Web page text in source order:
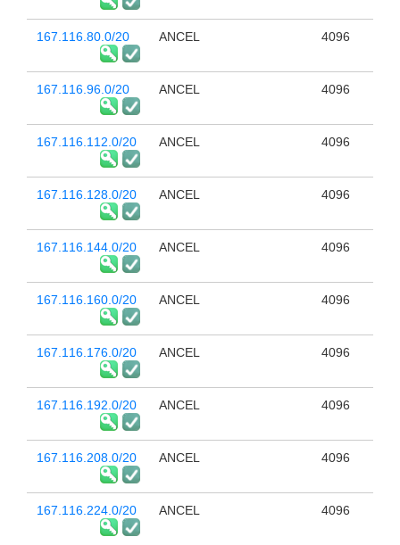
167.116.80.0/20 ANCEL 4096
167.116.96.0/20 ANCEL 4096
167.116.112.0/20 ANCEL 4096
167.116.128.0/20 ANCEL 4096
167.116.144.0/20 ANCEL 4096
167.116.160.0/20 ANCEL 4096
167.116.176.0/20 ANCEL 4096
167.116.192.0/20 ANCEL 4096
167.116.208.0/20 ANCEL 4096
167.116.224.0/20 ANCEL 4096